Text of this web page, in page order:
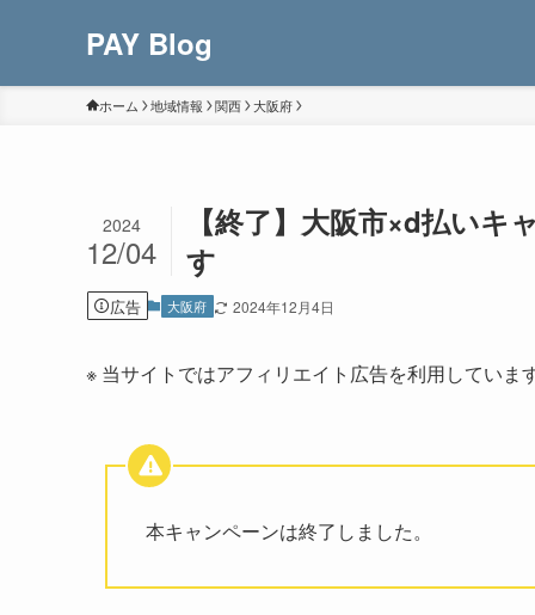
PAY Blog
ホーム 地域情報 関西 大阪府
【終了】大阪市×d払いキ
す
2024
12/04
広告 大阪府 2024年12月4日
※ 当サイトではアフィリエイト広告を利用していま
本キャンペーンは終了しました。